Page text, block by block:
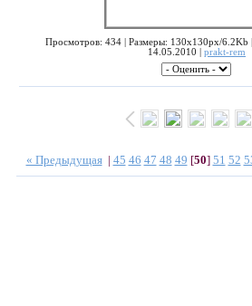
Просмотров: 434 | Размеры: 130x130px/6.2Kb
14.05.2010 | prakt-rem
« Предыдущая| 45 46 47 48 49 [50] 51 52